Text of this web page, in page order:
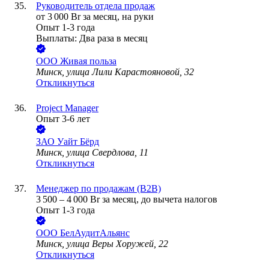
Руководитель отдела продаж
от 3 000 Br за месяц, на руки
Опыт 1-3 года
Выплаты: Два раза в месяц
ООО Живая польза
Минск, улица Лили Карастояновой, 32
Откликнуться
Project Manager
Опыт 3-6 лет
ЗАО Уайт Бёрд
Минск, улица Свердлова, 11
Откликнуться
Менеджер по продажам (B2B)
3 500 – 4 000 Br за месяц, до вычета налогов
Опыт 1-3 года
ООО БелАудитАльянс
Минск, улица Веры Хоружей, 22
Откликнуться